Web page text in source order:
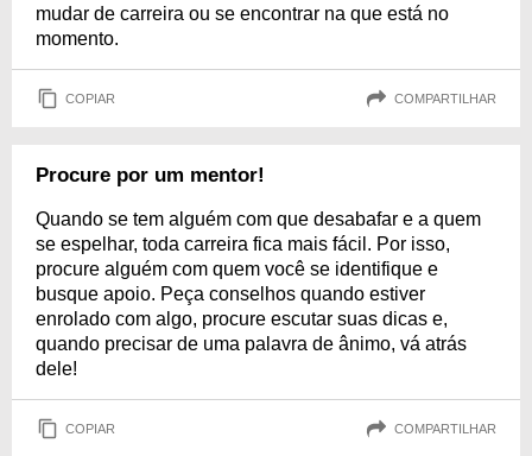
mudar de carreira ou se encontrar na que está no
momento.
COPIAR COMPARTILHAR
Procure por um mentor!
Quando se tem alguém com que desabafar e a quem
se espelhar, toda carreira fica mais fácil. Por isso,
procure alguém com quem você se identifique e
busque apoio. Peça conselhos quando estiver
enrolado com algo, procure escutar suas dicas e,
quando precisar de uma palavra de ânimo, vá atrás
dele!
COPIAR COMPARTILHAR